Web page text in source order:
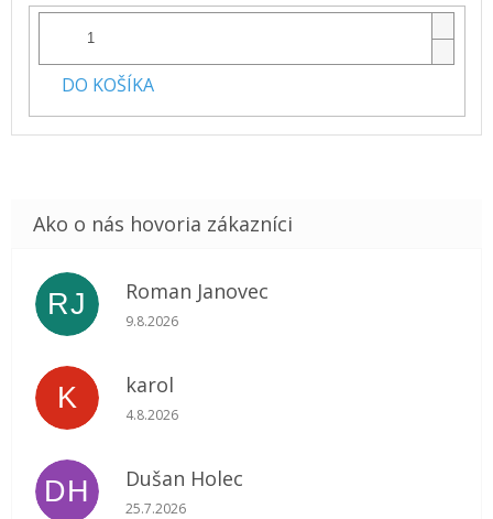
DO KOŠÍKA
RJ Roman Janovec
Hodnotenie obchodu je 5 z 5 hviezdičiek.
9.8.2026
K karol
Hodnotenie obchodu je 5 z 5 hviezdičiek.
4.8.2026
DH Dušan Holec
Hodnotenie obchodu je 5 z 5 hviezdičiek.
25.7.2026